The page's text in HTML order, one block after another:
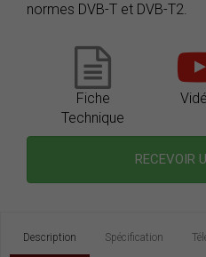
normes DVB-T et DVB-T2.
Fiche
Technique
RECEVOIR
Description Spécification